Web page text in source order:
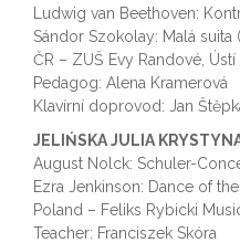
Ludwig van Beethoven:
Sándor Szokolay: Malá suita
ČR – ZUŠ Evy Randové,
Pedagog: Alena Kramerová
Klavírní doprovod: Jan
JELIŃSKA JULIA
August Nolck: Schuler-
Ezra Jenkinson: Dance of
Poland – Feliks Rybicki
Teacher: Franciszek Skóra